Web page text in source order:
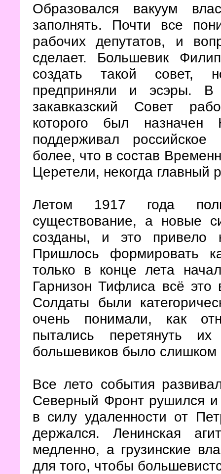
Образовался вакуум
заполнять. Почти все
рабочих депутатов, и
сделает. Большевик
создать такой совет,
предприняли и эсэры.
закавказский Совет
которого был
поддерживал
более, что в состав
Церетели, некогда главный
Летом 1917 года
существование, а новые
созданы, и это привело
Пришлось формировать
только в конце лета
Гарнизон Тифлиса всё
Солдаты были
очень понимали, как
пытались перетянуть
большевиков было
Все лето события
Северный Фронт рушился и
в силу удаленности от
держался. Ленинская
медленно, а грузинские
для того, чтобы